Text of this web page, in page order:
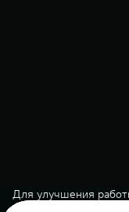
Для улучшенияАкции